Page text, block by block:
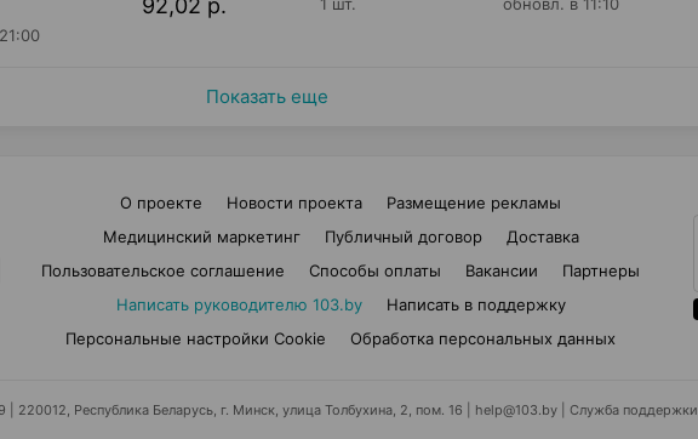
92,02 р.
Показать еще
О проекте Новости проекта
Размещение рекламы
Медицинский маркетинг
Публичный договор
Доставка
Пользовательское соглашение
Способы оплаты Вакансии
Партнеры
Написать руководителю 103.by
Написать в поддержку
Персональные настройки Cookie
Обработка персональных данных
Республика Беларусь, г. Минск, улица Толбухина, 2, пом. 16 | help@103.by Служба поддержки